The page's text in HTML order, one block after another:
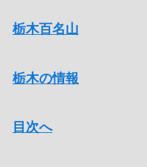
栃木百名山
栃木の情報
目次へ